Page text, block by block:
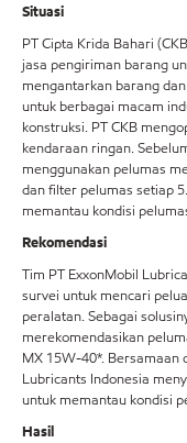
Situasi
PT Cipta Krida Bahari
jasa pengiriman barang
mengantarkan barang
untuk berbagai macam
konstruksi. PT CKB
kendaraan ringan.
menggunakan pelumas
dan filter pelumas setiap
memantau kondisi
Rekomendasi
Tim PT ExxonMobil
survei untuk mencari
peralatan. Sebagai
merekomendasikan
MX 15W-40*. Bersamaan
Lubricants Indonesia
untuk memantau kondisi
Hasil